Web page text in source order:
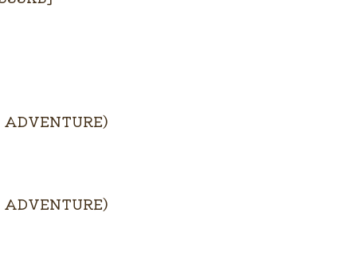
）
）